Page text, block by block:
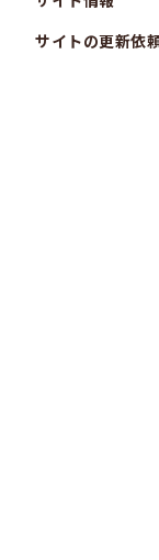
サイトの更新依